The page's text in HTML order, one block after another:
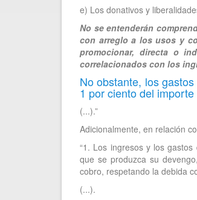
e) Los donativos y
No se entenderán
con arreglo a los usos y
promocionar, directa o
correlacionados con los
No obstante, los
1 por ciento del
(...).”
Adicionalmente, en relación
“1. Los ingresos y los
que se produzca su
cobro, respetando la debida
(...).